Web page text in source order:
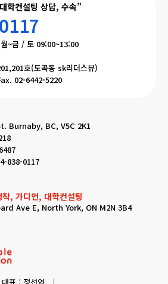
학컨설팅 상담, 수속”
~금 / 토 09:00~13:00
호(도곡동 sk리더스뷰)
02-6442-5220
Burnaby, BC, V5C 2K1
838-0117
, 가디언, 대학컨설팅
Ave E, North York, ON M2N 3B4